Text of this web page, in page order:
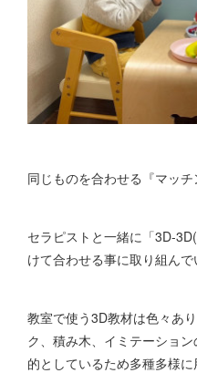
同じものを合わせる『マッチ
セラピストと一緒に「3D-
けて合わせる事に取り組んで
教室で使う3D教材は色々あ
ク、積み木、イミテーショ
的としているため多種多様に